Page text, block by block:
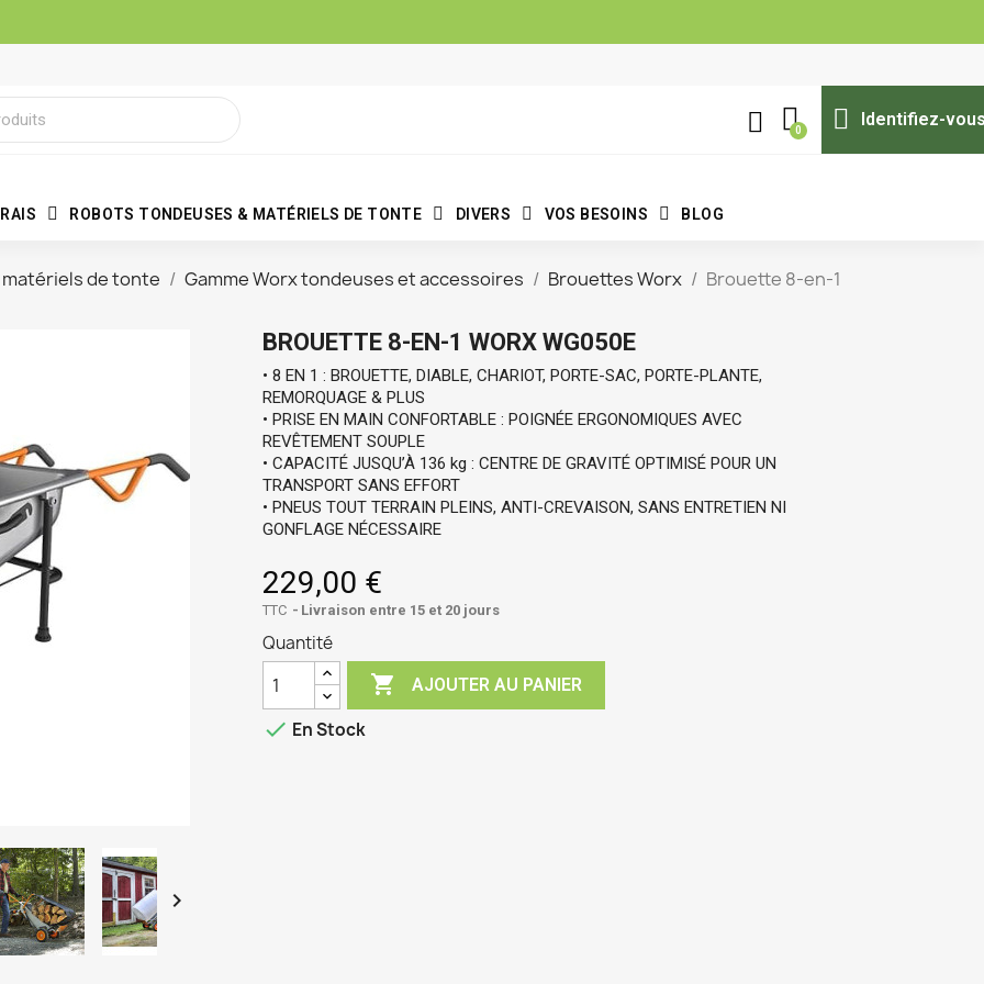
Identifiez-
ROBOTS TONDEUSES & MATÉRIELS DE TONTE DIVERS VOS BESOINS BLOG
de tonte Gamme Worx tondeuses et accessoires Brouettes Worx Brouette 8-en-1

BROUETTE 8-EN-1 WORX WG050E
• 8 EN 1 : BROUETTE, DIABLE, CHARIOT, PORTE-SAC, PORTE-PLANTE,
REMORQUAGE & PLUS
• PRISE EN MAIN CONFORTABLE : POIGNÉE ERGONOMIQUES AVEC
REVÊTEMENT SOUPLE
• CAPACITÉ JUSQU’À 136 kg : CENTRE DE GRAVITÉ OPTIMISÉ POUR UN
TRANSPORT SANS EFFORT
• PNEUS TOUT TERRAIN PLEINS, ANTI-CREVAISON, SANS ENTRETIEN NI
GONFLAGE NÉCESSAIRE
229,00 €
TTC Livraison entre 15 et 20 jours
Quantité
 AJOUTER AU PANIER
 En Stock